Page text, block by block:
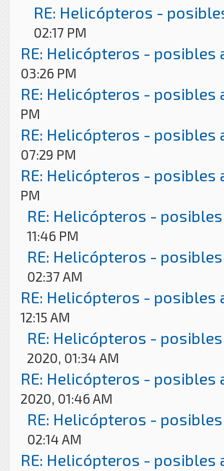
RE: Helicópteros -
02:17 PM
RE: Helicópteros - posibles
03:26 PM
RE: Helicópteros - posibles
PM
RE: Helicópteros - posibles
07:29 PM
RE: Helicópteros - posibles
PM
RE: Helicópteros -
11:46 PM
RE: Helicópteros -
02:37 AM
RE: Helicópteros - posibles
12:15 AM
RE: Helicópteros -
2020, 01:34 AM
RE: Helicópteros - posibles
2020, 01:46 AM
RE: Helicópteros -
02:14 AM
RE: Helicópteros - posibles